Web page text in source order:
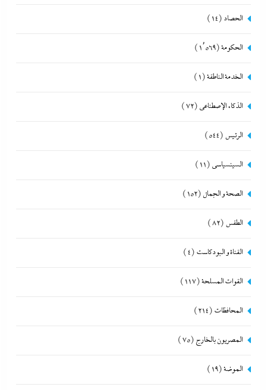
الحصاد (14)
الحكومة(1٬569)
الخدمة الناطقة(1)
الذكاء الإصطناعي (72)
الرئيس (544)
السينسياسي (11)
الصحة و الجمال (152)
الطقس (82)
القناة و البودكاست (4)
القوات المسلحة(117)
المحافظات (214)
المصريون بالخارج (75)
الموضة(19)